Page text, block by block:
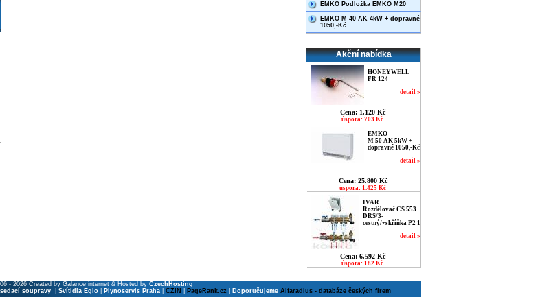
EMKO Podložka EMKO M20
EMKO M 40 AK 4kW + dopravné
1050,-Kč
Akční nabídka
HONEYWELL
FR 124
detail »
Cena: 1.120 Kč
úspora: 703 Kč
EMKO
M 50 AK 5kW +
dopravné 1050,-Kč
detail »
Cena: 25.800 Kč
úspora: 1.425 Kč
IVAR
Rozdělovač CS 553
DRS/3-
cestný/+skříňka P2 1
detail »
Cena: 6.592 Kč
úspora: 182 Kč
- 2026 Created by Galance internet & Hosted by CzechHosting
sedací soupravy Svítidla Eglo Plynoservis Praha CZIN PageRank.cz Doporučujeme Alfaradius - databáze českých firem